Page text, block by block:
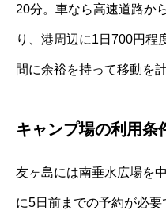
20分。車なら高速道路か
り、港周辺に1日700円程
間に余裕を持って移動を
キャンプ場の利用条
友ヶ島には南垂水広場を
に5日前までの予約が必要